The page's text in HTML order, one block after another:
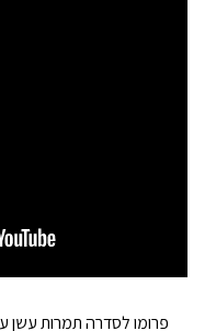
פרומו לסדרה תמרות עשן